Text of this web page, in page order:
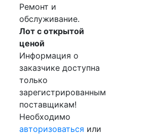
Ремонт и
обслуживание.
Лот с открытой
ценой
Информация о
заказчике доступна
только
зарегистрированным
поставщикам!
Необходимо
авторизоваться или